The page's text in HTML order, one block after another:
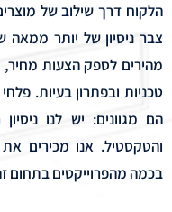
הלקוח דרך שילוב של
צבר ניסיון של יותר ממאה
מהירים לספק הצעות
טכניות ובפתרון בעיות.
הם מגוונים: יש לנו
והטקסטיל. אנו מכירים את
בכמה מהפרוייקטים בתחום